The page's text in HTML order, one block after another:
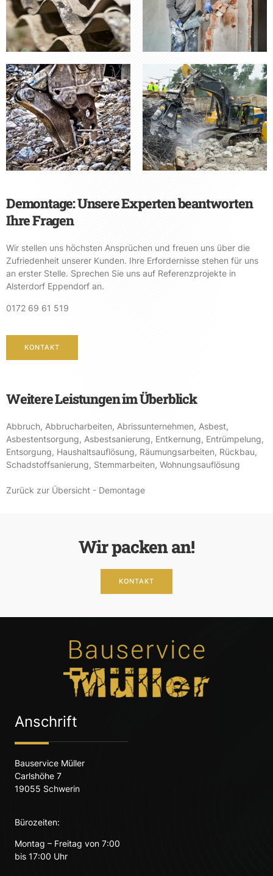
Demontage: Unsere Experten beantworten
Ihre Fragen
Wir stellen uns höchsten Ansprüchen und freuen uns über die
Zufriedenheit unserer Kunden. Ihre Erfordernisse stehen für uns
an erster Stelle. Sprechen Sie uns auf Referenzprojekte in
Alsterdorf Eppendorf an.
0172 69 61 519
KONTAKT
Weitere Leistungen im Überblick
Abbruch, Abbrucharbeiten, Abrissunternehmen, Asbest,
Asbestentsorgung, Asbestsanierung, Entkernung, Entrümpelung,
Entsorgung, Haushaltsauflösung, Räumungsarbeiten, Rückbau,
Schadstoffsanierung, Stemmarbeiten, Wohnungsauflösung
Zurück zur Übersicht - Demontage
Wir packen an!
KONTAKT
Anschrift
Bauservice Müller
Carlshöhe 7
19055 Schwerin
Bürozeiten:
Montag – Freitag von 7:00
bis 17:00 Uhr